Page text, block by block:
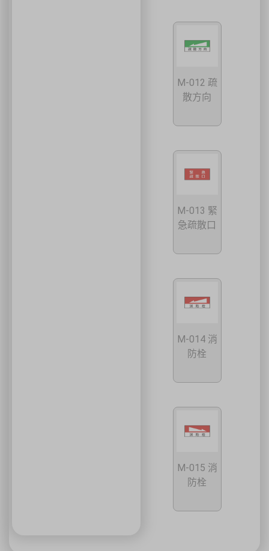
M-012 疏
散方向
M-013 緊
急疏散口
M-014 消
防栓
M-015 消
防栓